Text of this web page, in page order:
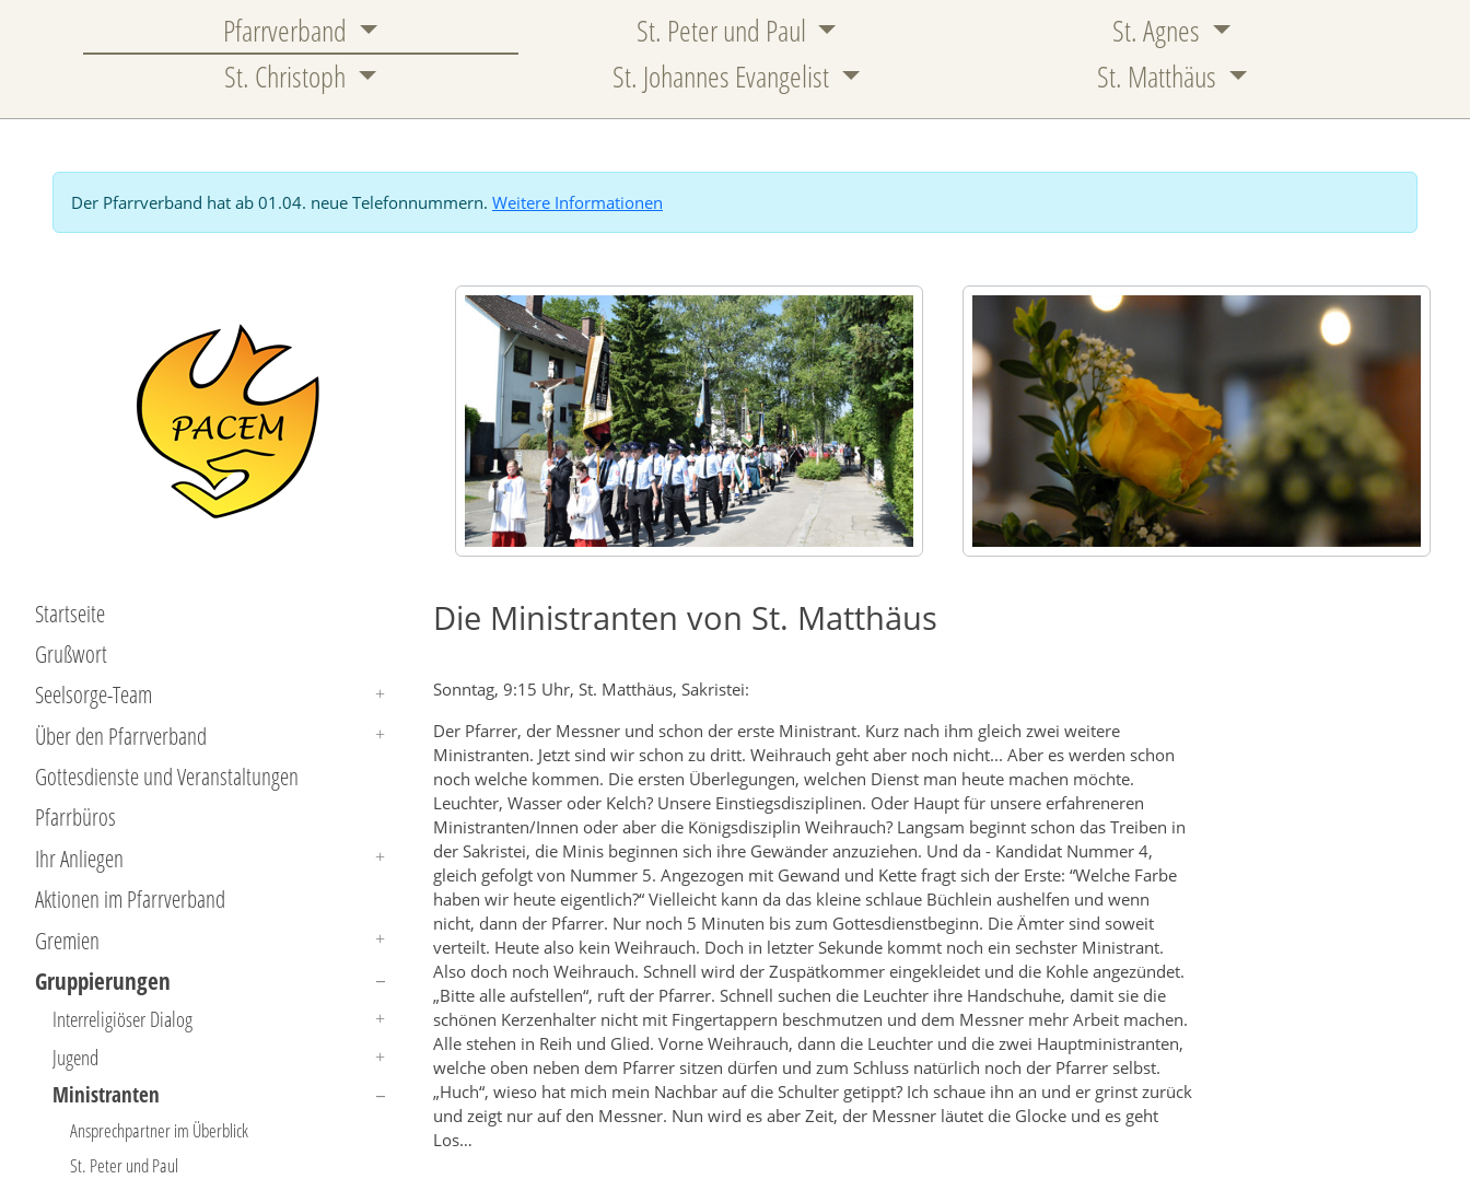
Pfarrverband St. Peter und Paul
St. Agnes
St. Christoph
St. Johannes Evangelist St. Matthäus
Der Pfarrverband hat ab 01.04. neue Telefonnummern. Weitere Informationen
Startseite
Grußwort
Seelsorge-Team
Über den Pfarrverband
Gottesdienste und Veranstaltungen
Pfarrbüros
Ihr Anliegen
Aktionen im Pfarrverband
Gremien
Gruppierungen
Interreligiöser Dialog
Jugend
Ministranten
Ansprechpartner im Überblick
St. Peter und Paul
Die Ministranten von St. Matthäus
Sonntag, 9:15 Uhr, St. Matthäus, Sakristei:
Der Pfarrer, der Messner und schon der erste Ministrant. Kurz nach ihm gleich zwei weitere
Ministranten. Jetzt sind wir schon zu dritt. Weihrauch geht aber noch nicht... Aber es werden schon
noch welche kommen. Die ersten Überlegungen, welchen Dienst man heute machen möchte.
Leuchter, Wasser oder Kelch? Unsere Einstiegsdisziplinen. Oder Haupt für unsere erfahreneren
Ministranten/Innen oder aber die Königsdisziplin Weihrauch? Langsam beginnt schon das Treiben in
der Sakristei, die Minis beginnen sich ihre Gewänder anzuziehen. Und da - Kandidat Nummer 4,
gleich gefolgt von Nummer 5. Angezogen mit Gewand und Kette fragt sich der Erste: “Welche Farbe
haben wir heute eigentlich?“ Vielleicht kann da das kleine schlaue Büchlein aushelfen und wenn
nicht, dann der Pfarrer. Nur noch 5 Minuten bis zum Gottesdienstbeginn. Die Ämter sind soweit
verteilt. Heute also kein Weihrauch. Doch in letzter Sekunde kommt noch ein sechster Ministrant.
Also doch noch Weihrauch. Schnell wird der Zuspätkommer eingekleidet und die Kohle angezündet.
„Bitte alle aufstellen“, ruft der Pfarrer. Schnell suchen die Leuchter ihre Handschuhe, damit sie die
schönen Kerzenhalter nicht mit Fingertappern beschmutzen und dem Messner mehr Arbeit machen.
Alle stehen in Reih und Glied. Vorne Weihrauch, dann die Leuchter und die zwei Hauptministranten,
welche oben neben dem Pfarrer sitzen dürfen und zum Schluss natürlich noch der Pfarrer selbst.
„Huch“, wieso hat mich mein Nachbar auf die Schulter getippt? Ich schaue ihn an und er grinst zurück
und zeigt nur auf den Messner. Nun wird es aber Zeit, der Messner läutet die Glocke und es geht
Los…